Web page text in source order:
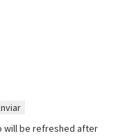
will be refreshed after